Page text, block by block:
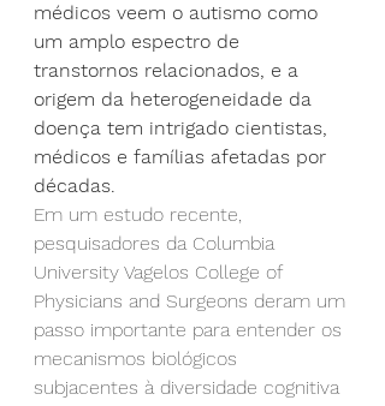
médicos veem o autismo como
um amplo espectro de
transtornos relacionados, e a
origem da heterogeneidade da
doença tem intrigado cientistas,
médicos e famílias afetadas por
décadas.
Em um estudo recente,
pesquisadores da Columbia
University Vagelos College of
Physicians and Surgeons deram um
passo importante para entender os
mecanismos biológicos
subjacentes à diversidade cognitiva